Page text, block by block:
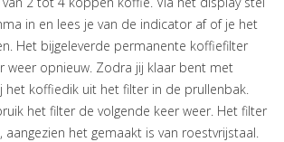
in en lees je van de indicator af of je het
Het bijgeleverde permanente koffiefilter
weer opnieuw. Zodra jij klaar bent met
het koffiedik uit het filter in de prullenbak.
het filter de volgende keer weer. Het filter
aangezien het gemaakt is van roestvrijstaal.